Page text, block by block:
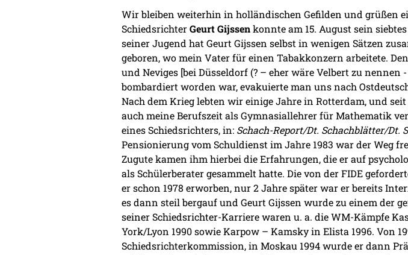
Wir bleiben weiterhin in holländischen Gefilden und grüßen
SchiedsrichterGeurt Gijssenkonnte am 15. August sein
seiner Jugend hat Geurt Gijssen selbst in wenigen Sätzen
geboren, wo mein Vater für einen Tabakkonzern arbeitete.
und Neviges [bei Düsseldorf (? – eher wäre Velbert zu nennen
bombardiert worden war, evakuierte man uns nach
Nach dem Krieg lebten wir einige Jahre in Rotterdam, und
auch meine Berufszeit als Gymnasiallehrer für Mathematik
eines Schiedsrichters, in: Schach-Report/Dt. Schachblätter/Dt.
Pensionierung vom Schuldienst im Jahre 1983 war der Weg
Zugute kamen ihm hierbei die Erfahrungen, die er auf
als Schülerberater gesammelt hatte. Die von der FIDE
er schon 1978 erworben, nur 2 Jahre später war er bereits
es dann steil bergauf und Geurt Gijssen wurde zu einem der
seiner Schiedsrichter-Karriere waren u. a. die WM-Kämpfe
York/Lyon 1990 sowie Karpow – Kamsky in Elista 1996. Von
Schiedsrichterkommission, in Moskau 1994 wurde er dann